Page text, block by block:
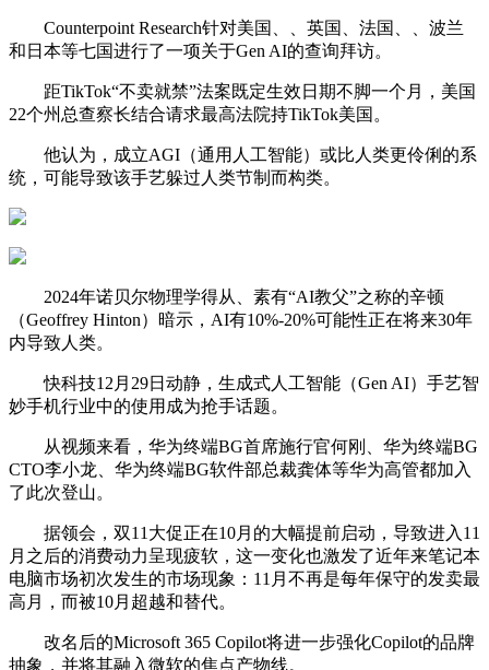
Counterpoint Research针对美国、、英国、法国、、波兰
和日本等七国进行了一项关于Gen AI的查询拜访。
距TikTok“不卖就禁”法案既定生效日期不脚一个月，美国
22个州总查察长结合请求最高法院持TikTok美国。
他认为，成立AGI（通用人工智能）或比人类更伶俐的系
统，可能导致该手艺躲过人类节制而构类。
2024年诺贝尔物理学得从、素有“AI教父”之称的辛顿
（Geoffrey Hinton）暗示，AI有10%-20%可能性正在将来30年
内导致人类。
快科技12月29日动静，生成式人工智能（Gen AI）手艺智
妙手机行业中的使用成为抢手话题。
从视频来看，华为终端BG首席施行官何刚、华为终端BG
CTO李小龙、华为终端BG软件部总裁龚体等华为高管都加入
了此次登山。
据领会，双11大促正在10月的大幅提前启动，导致进入11
月之后的消费动力呈现疲软，这一变化也激发了近年来笔记本
电脑市场初次发生的市场现象：11月不再是每年保守的发卖最
高月，而被10月超越和替代。
改名后的Microsoft 365 Copilot将进一步强化Copilot的品牌
抽象，并将其融入微软的焦点产物线。